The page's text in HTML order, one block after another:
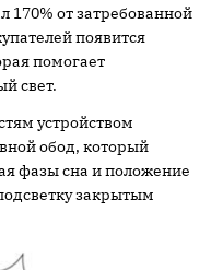
170% от затребованной
появится
помогает
свет.
устройством
обод, который
фазы сна и положение
закрытым